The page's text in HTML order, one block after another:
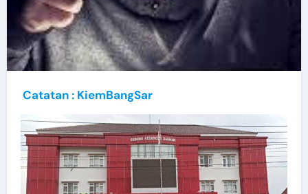
Catatan : KiemBangSar